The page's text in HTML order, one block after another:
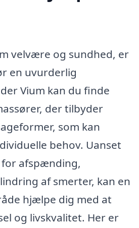
velvære og sundhed, er
en uvurderlig
Vium kan du finde
der tilbyder
som kan
behov. Uanset
afspænding,
af smerter, kan en
hjælpe dig med at
og livskvalitet. Her er